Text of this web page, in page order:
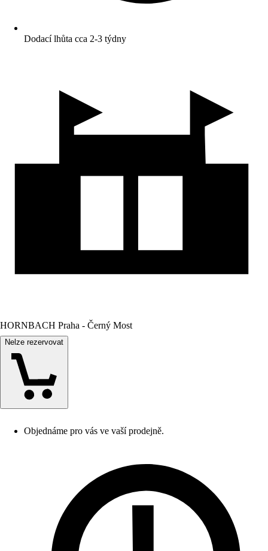
Dodací lhůta cca 2-3 týdny
HORNBACH Praha - Černý Most
Nelze rezervovat
Objednáme pro vás ve vaší prodejně.